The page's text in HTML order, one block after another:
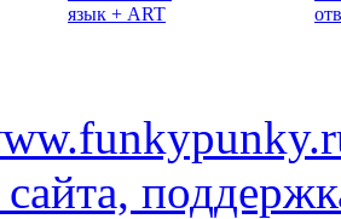
язык + ART